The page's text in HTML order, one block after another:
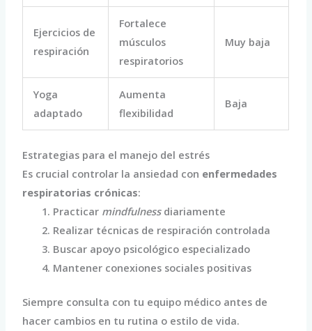
Ejercicios de
respiración
Fortalece
músculos
respiratorios
Muy baja
Yoga
adaptado
Aumenta
flexibilidad
Baja
Estrategias para el manejo del estrés
Es crucial controlar la ansiedad con enfermedades
respiratorias crónicas:
Practicar mindfulnessdiariamente
Realizar técnicas de respiración controlada
Buscar apoyo psicológico especializado
Mantener conexiones sociales positivas
Siempre consulta con tu equipo médico antes de
hacer cambios en tu rutina o estilo de vida.